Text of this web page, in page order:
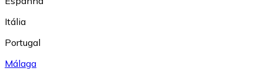
Itália
Portugal
Málaga